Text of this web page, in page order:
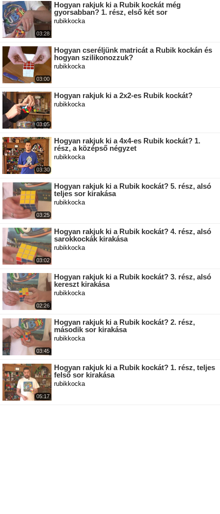
03:28
Hogyan rakjuk ki a Rubik kockát még
gyorsabban? 1. rész, első két sor
rubikkocka
03:00
Hogyan cseréljünk matricát a Rubik kockán és
hogyan szilikonozzuk?
rubikkocka
03:05
Hogyan rakjuk ki a 2x2-es Rubik kockát?
rubikkocka
03:30
Hogyan rakjuk ki a 4x4-es Rubik kockát? 1.
rész, a középső négyzet
rubikkocka
03:25
Hogyan rakjuk ki a Rubik kockát? 5. rész, alsó
teljes sor kirakása
rubikkocka
03:02
Hogyan rakjuk ki a Rubik kockát? 4. rész, alsó
sarokkockák kirakása
rubikkocka
02:26
Hogyan rakjuk ki a Rubik kockát? 3. rész, alsó
kereszt kirakása
rubikkocka
03:45
Hogyan rakjuk ki a Rubik kockát? 2. rész,
második sor kirakása
rubikkocka
05:17
Hogyan rakjuk ki a Rubik kockát? 1. rész, teljes
felső sor kirakása
rubikkocka